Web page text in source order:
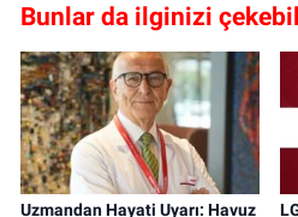
Bunlar da ilginizi
Uzmandan Hayati Uyarı: Havuz